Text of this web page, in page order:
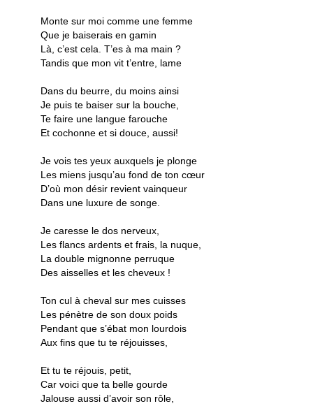
Monte sur moi comme une femme
Que je baiserais en gamin
Là, c’est cela. T’es à ma main ?
Tandis que mon vit t’entre, lame
Dans du beurre, du moins ainsi
Je puis te baiser sur la bouche,
Te faire une langue farouche
Et cochonne et si douce, aussi!
Je vois tes yeux auxquels je plonge
Les miens jusqu’au fond de ton cœur
D’où mon désir revient vainqueur
Dans une luxure de songe.
Je caresse le dos nerveux,
Les flancs ardents et frais, la nuque,
La double mignonne perruque
Des aisselles et les cheveux !
Ton cul à cheval sur mes cuisses
Les pénètre de son doux poids
Pendant que s’ébat mon lourdois
Aux fins que tu te réjouisses,
Et tu te réjouis, petit,
Car voici que ta belle gourde
Jalouse aussi d’avoir son rôle,